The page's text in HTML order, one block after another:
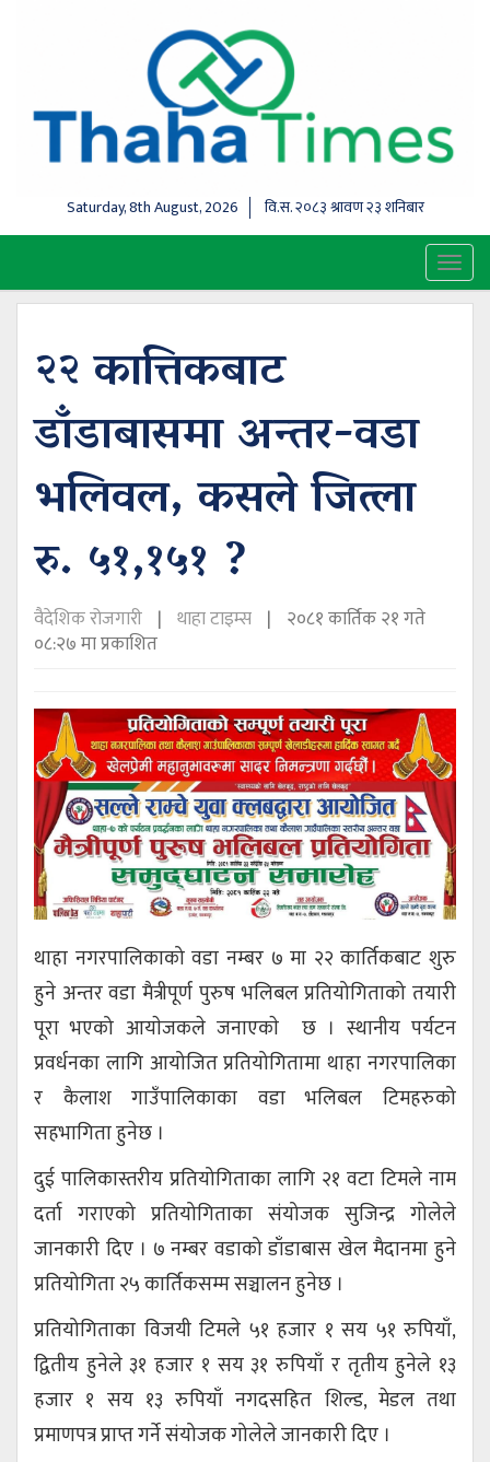
Saturday, 8th August, 2026 वि.स.२०८३ श्रावण २३ शनिबार
२२ कात्तिकबाट
डाँडाबासमा अन्तर-वडा
भलिवल, कसले जित्ला
रु. ५१,१५१ ?
वैदेशिक रोजगारी थाहा टाइम्स
२०८१ कार्तिक २१ गते
०८:२७ मा प्रकाशित
थाहा नगरपालिकाको वडा नम्बर ७ मा २२ कार्तिकबाट शुरु
हुने अन्तर वडा मैत्रीपूर्ण पुरुष भलिबल प्रतियोगिताको तयारी
पूरा भएको आयाेजकले जनाएकाे छ । स्थानीय पर्यटन
प्रवर्धनका लागि आयोजित प्रतियोगितामा थाहा नगरपालिका
र कैलाश गाउँपालिकाका वडा भलिबल टिमहरुको
सहभागिता हुनेछ ।
दुई पालिकास्तरीय प्रतियोगिताका लागि २१ वटा टिमले नाम
दर्ता गराएको प्रतियोगिताका संयोजक सुजिन्द्र गोलेले
जानकारी दिए । ७ नम्बर वडाको डाँडाबास खेल मैदानमा हुने
प्रतियोगिता २५ कार्तिकसम्म सञ्चालन हुनेछ ।
प्रतियोगिताका विजयी टिमले ५१ हजार १ सय ५१ रुपियाँ,
द्वितीय हुनेले ३१ हजार १ सय ३१ रुपियाँ र तृतीय हुनेले १३
हजार १ सय १३ रुपियाँ नगदसहित शिल्ड, मेडल तथा
प्रमाणपत्र प्राप्त गर्ने संयोजक गोलेले जानकारी दिए ।